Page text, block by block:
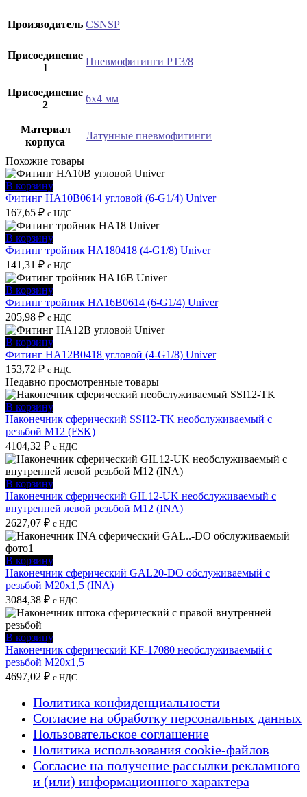
Производитель CSNSP
Присоединение
1
Пневмофитинги PT3/8
Присоединение
2
6х4 мм
Материал
корпуса
Латунные пневмофитинги
Похожие товары
В корзину
Фитинг HA10B0614 угловой (6-G1/4) Univer
167,65 ₽ с НДС
В корзину
Фитинг тройник HA180418 (4-G1/8) Univer
141,31 ₽ с НДС
В корзину
Фитинг тройник HA16B0614 (6-G1/4) Univer
205,98 ₽ с НДС
В корзину
Фитинг HA12B0418 угловой (4-G1/8) Univer
153,72 ₽ с НДС
Недавно просмотренные товары
В корзину
Наконечник сферический SSI12-TK необслуживаемый с
резьбой M12 (FSK)
4104,32 ₽ с НДС
В корзину
Наконечник сферический GIL12-UK необслуживаемый с
внутренней левой резьбой M12 (INA)
2627,07 ₽ с НДС
В корзину
Наконечник сферический GAL20-DO обслуживаемый с
резьбой M20x1,5 (INA)
3084,38 ₽ с НДС
В корзину
Наконечник сферический KF-17080 необслуживаемый с
резьбой M20x1,5
4697,02 ₽ с НДС
Политика конфиденциальности
Согласие на обработку персональных данных
Пользовательское соглашение
Политика использования cookie-файлов
Согласие на получение рассылки рекламного
и (или) информационного характера